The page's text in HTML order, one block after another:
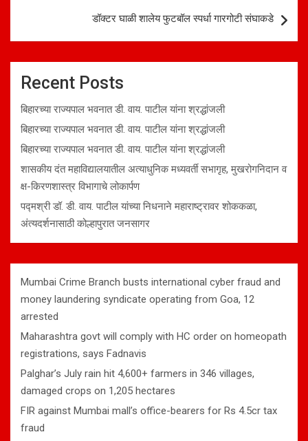
डॉक्टर घाळी शालेय फुटबॉल स्पर्धा गारगोटी संघाकडे
Recent Posts
बिहारच्या राज्यपाल भवनात डी. वाय. पाटील यांना श्रद्धांजली
बिहारच्या राज्यपाल भवनात डी. वाय. पाटील यांना श्रद्धांजली
बिहारच्या राज्यपाल भवनात डी. वाय. पाटील यांना श्रद्धांजली
शासकीय दंत महाविद्यालयातील अत्याधुनिक मध्यवर्ती सभागृह, मुखरोगनिदान व
क्ष-किरणशास्त्र विभागाचे लोकार्पण
पद्मश्री डॉ. डी. वाय. पाटील यांच्या निधनाने महाराष्ट्रावर शोककळा,
अंत्यदर्शनासाठी कोल्हापुरात जनसागर
Mumbai Crime Branch busts international cyber fraud and
money laundering syndicate operating from Goa, 12
arrested
Maharashtra govt will comply with HC order on homeopath
registrations, says Fadnavis
Palghar’s July rain hit 4,600+ farmers in 346 villages,
damaged crops on 1,205 hectares
FIR against Mumbai mall’s office-bearers for Rs 4.5cr tax
fraud